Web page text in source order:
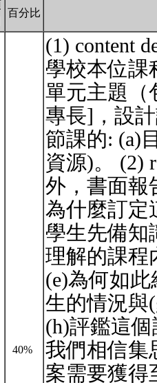
百分比
40%
(1) content
學校本位課
單元主題（
專長]，設
節課的: (a)
資源)。 (2)
外，書面報
為什麼訂定
學生先備知
理解的課程
(e)為何如
生的情況與
(h)評鑑這
我們相信集
案需要獲得